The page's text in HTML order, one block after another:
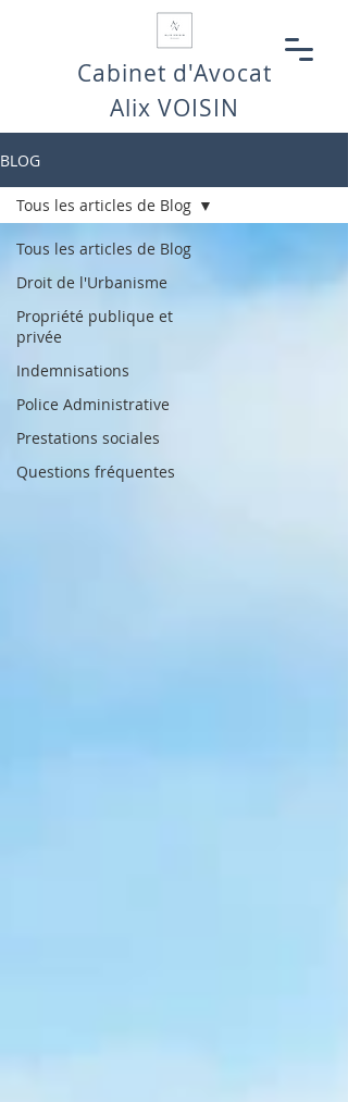
Cabinet d'Avocat
Alix VOISIN
BLOG
Tous les articles de Blog
Droit de l'Urbanisme
Propriété publique et
privée
Indemnisations
Police Administrative
Prestations sociales
Questions fréquentes
Tous les articles de Blog